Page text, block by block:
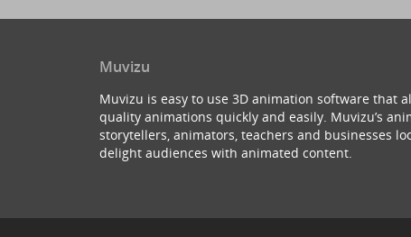
Muvizu
Muvizu is easy to use 3D animation software that
quality animations quickly and easily. Muvizu’s
storytellers, animators, teachers and businesses
delight audiences with animated content.